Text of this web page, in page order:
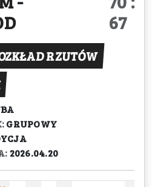
67
RZUTÓW
GRUPOWY
2026.04.20